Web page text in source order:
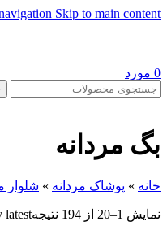
Skip to main content
0 مورد
بگ مردانه
خانه » پوشاک مردانه » شلوار
نمایش 1–20 از 194 نتیجه latest